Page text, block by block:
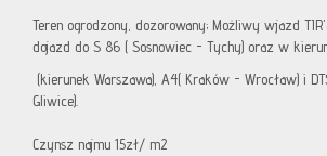
Teren ogrodzony, dozorowany; Możliwy wjazd
dojazd do S 86 ( Sosnowiec - Tychy) oraz w
(kierunek Warszawa), A4( Kraków - Wrocław) i
Gliwice).
Czynsz najmu 15zł/ m2